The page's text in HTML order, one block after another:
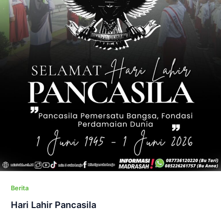
Berita
Hari Lahir Pancasila